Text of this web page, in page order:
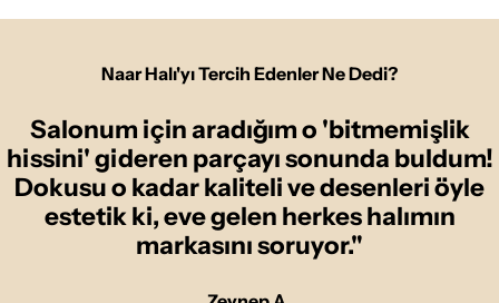
Naar Halı'yı Tercih Edenler Ne Dedi?
Salonum için aradığım o 'bitmemişlik
hissini' gideren parçayı sonunda buldum!
Dokusu o kadar kaliteli ve desenleri öyle
estetik ki, eve gelen herkes halımın
markasını soruyor."